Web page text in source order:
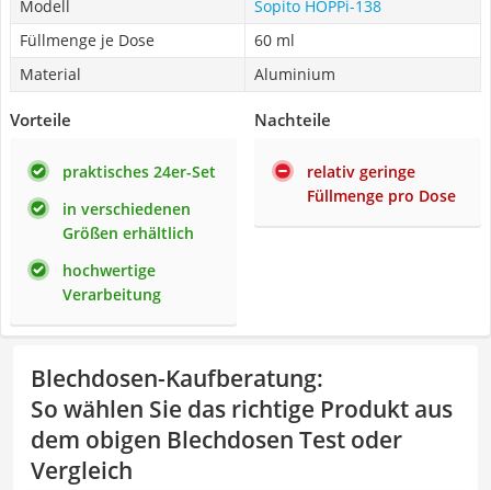
Modell
Sopito HOPPi-138
Füllmenge je Dose
60 ml
Material
Aluminium
Vorteile
praktisches 24er-Set
in verschiedenen
Größen erhältlich
hochwertige
Verarbeitung
Nachteile
relativ geringe
Füllmenge pro Dose
Blechdosen-Kaufberatung:
So wählen Sie das richtige Produkt aus
dem obigen Blechdosen Test oder
Vergleich